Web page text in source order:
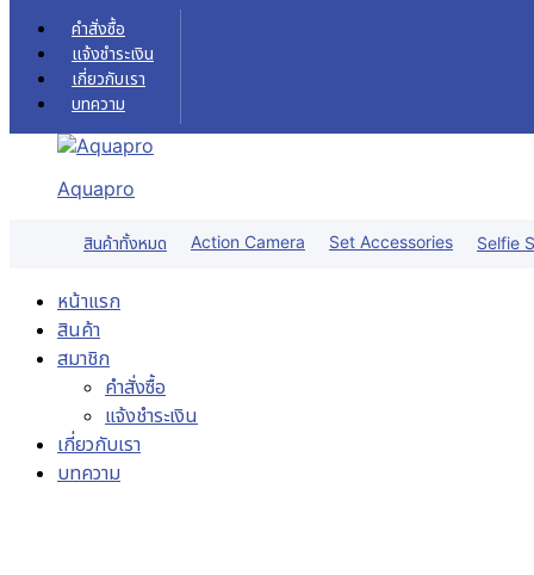
Skip to content
คำสั่งซื้อ
แจ้งชำระเงิน
เกี่ยวกับเรา
บทความ
Aquapro
สินค้าทั้งหมด Action Camera Set Accessories Selfie
หน้าแรก
สินค้า
สมาชิก
คำสั่งซื้อ
แจ้งชำระเงิน
เกี่ยวกับเรา
บทความ